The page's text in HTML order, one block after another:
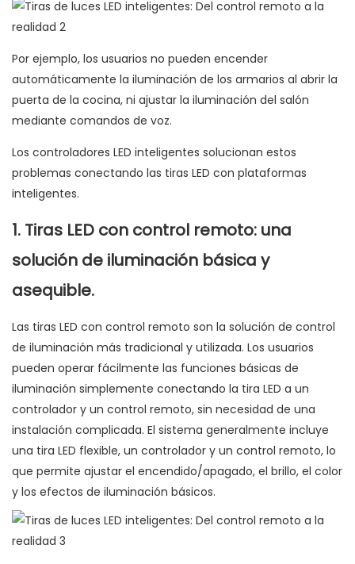
Por ejemplo, los usuarios no pueden encender
automáticamente la iluminación de los armarios al abrir la
puerta de la cocina, ni ajustar la iluminación del salón
mediante comandos de voz.
Los controladores LED inteligentes solucionan estos
problemas conectando las tiras LED con plataformas
inteligentes.
1. Tiras LED con control remoto: una
solución de iluminación básica y
asequible.
Las tiras LED con control remoto son la solución de control
de iluminación más tradicional y utilizada. Los usuarios
pueden operar fácilmente las funciones básicas de
iluminación simplemente conectando la tira LED a un
controlador y un control remoto, sin necesidad de una
instalación complicada. El sistema generalmente incluye
una tira LED flexible, un controlador y un control remoto, lo
que permite ajustar el encendido/apagado, el brillo, el color
y los efectos de iluminación básicos.